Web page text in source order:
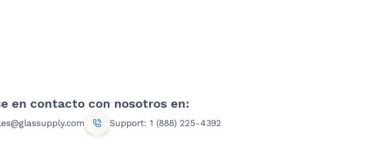
en contacto con nosotros en:
Support: 1 (888) 225-4392